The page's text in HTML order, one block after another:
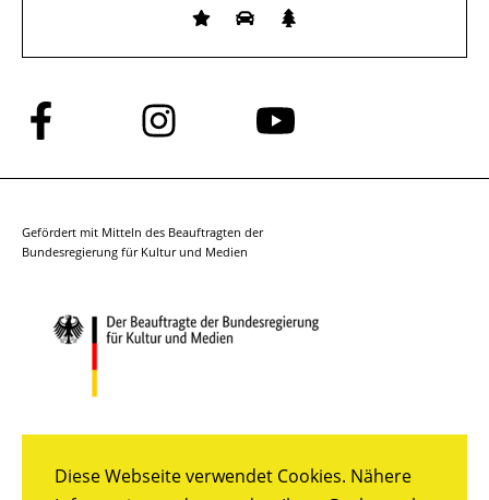
Diese Webseite verwendet Cookies. Nähere
Folge
uns
auf
Folge
uns
auf
Folge
auf
Gefördert mit Mitteln des Beauftragten der
Bundesregierung für Kultur und Medien